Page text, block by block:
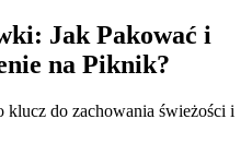
Jak Pakować i
na Piknik?
do zachowania świeżości i